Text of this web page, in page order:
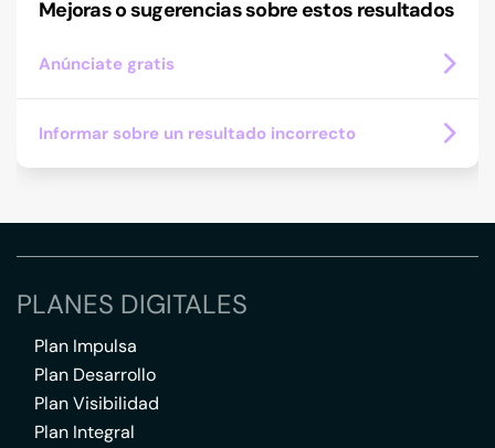
Mejoras o sugerencias sobre estos resultados
Anúnciate gratis
Informar sobre un resultado incorrecto
PLANES DIGITALES
Plan Impulsa
Plan Desarrollo
Plan Visibilidad
Plan Integral